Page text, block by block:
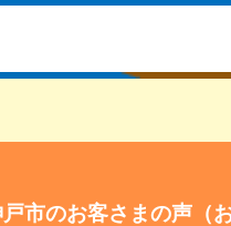
市のお客さまの声（